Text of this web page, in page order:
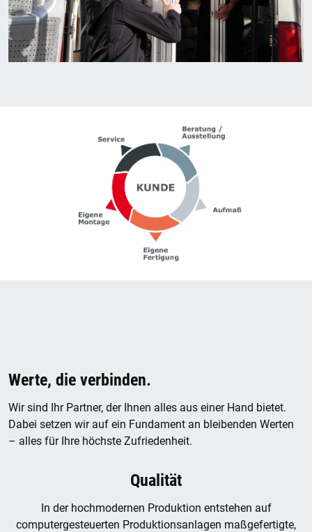
Werte, die verbinden.
Wir sind Ihr Partner, der Ihnen alles aus einer Hand bietet.
Dabei setzen wir auf ein Fundament an bleibenden Werten
– alles für Ihre höchste Zufriedenheit.
Qualität
In der hochmodernen Produktion entstehen auf
computergesteuerten Produktionsanlagen maßgefertigte,